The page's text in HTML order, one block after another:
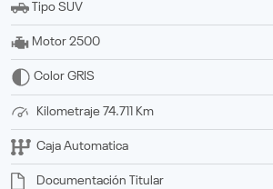
Tipo SUV
Motor 2500
Color GRIS
Kilometraje 74.711 Km
Caja Automatica
Documentación titular